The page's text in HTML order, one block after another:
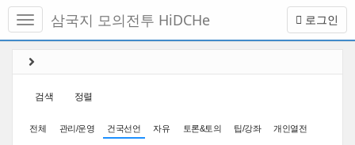
메
토
로그인
삼국지 모의전투 HiDCHe
검색 정렬
전체 관리/운영 건국선언 자유 토론&토의 팁/강좌 개인열전